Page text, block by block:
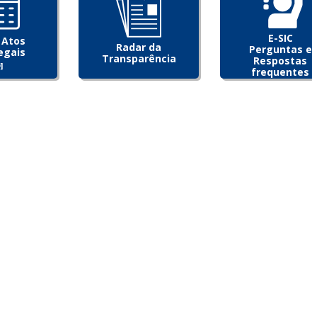
Radar da
Transparência
E-SIC
Perguntas e
Respostas
frequentes